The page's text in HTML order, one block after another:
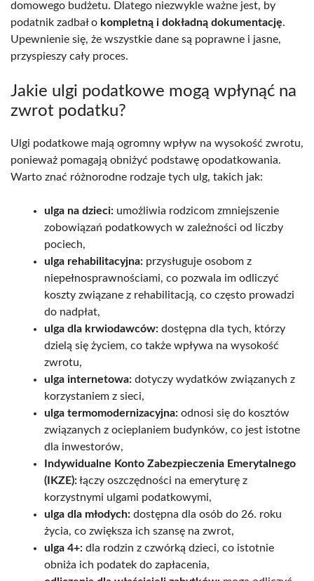
domowego budżetu. Dlatego niezwykle ważne jest, by
podatnik zadbał o kompletną i dokładną dokumentację.
Upewnienie się, że wszystkie dane są poprawne i jasne,
przyspieszy cały proces.
Jakie ulgi podatkowe mogą wpłynąć na
zwrot podatku?
Ulgi podatkowe mają ogromny wpływ na wysokość zwrotu,
ponieważ pomagają obniżyć podstawę opodatkowania.
Warto znać różnorodne rodzaje tych ulg, takich jak:
ulga na dzieci: umożliwia rodzicom zmniejszenie
zobowiązań podatkowych w zależności od liczby
pociech,
ulga rehabilitacyjna: przysługuje osobom z
niepełnosprawnościami, co pozwala im odliczyć
koszty związane z rehabilitacją, co często prowadzi
do nadpłat,
ulga dla krwiodawców: dostępna dla tych, którzy
dzielą się życiem, co także wpływa na wysokość
zwrotu,
ulga internetowa: dotyczy wydatków związanych z
korzystaniem z sieci,
ulga termomodernizacyjna: odnosi się do kosztów
związanych z ocieplaniem budynków, co jest istotne
dla inwestorów,
Indywidualne Konto Zabezpieczenia Emerytalnego
(IKZE):łączy oszczędności na emeryturę z
korzystnymi ulgami podatkowymi,
ulga dla młodych: dostępna dla osób do 26. roku
życia, co zwiększa ich szansę na zwrot,
ulga 4+: dla rodzin z czwórką dzieci, co istotnie
obniża ich podatek do zapłacenia,